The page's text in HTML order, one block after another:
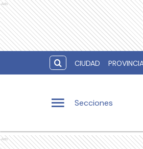
Ads
CIUDAD
Secciones
Ads